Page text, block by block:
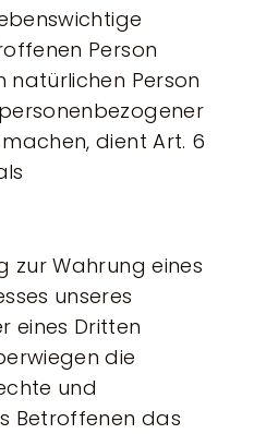
Person
Person
dient Art. 6
zur Wahrung eines
unseres
eines Dritten
die
und
Betroffenen das